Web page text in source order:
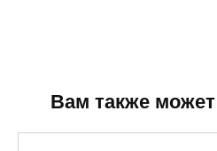
Вам также